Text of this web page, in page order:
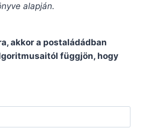
alapján.
akkor a postaládádban
függjön, hogy